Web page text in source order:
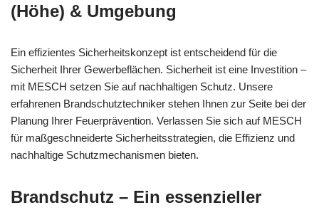
(Höhe) & Umgebung
Ein effizientes Sicherheitskonzept ist entscheidend für die
Sicherheit Ihrer Gewerbeflächen. Sicherheit ist eine Investition –
mit MESCH setzen Sie auf nachhaltigen Schutz. Unsere
erfahrenen Brandschutztechniker stehen Ihnen zur Seite bei der
Planung Ihrer Feuerprävention. Verlassen Sie sich auf MESCH
für maßgeschneiderte Sicherheitsstrategien, die Effizienz und
nachhaltige Schutzmechanismen bieten.
Brandschutz – Ein essenzieller